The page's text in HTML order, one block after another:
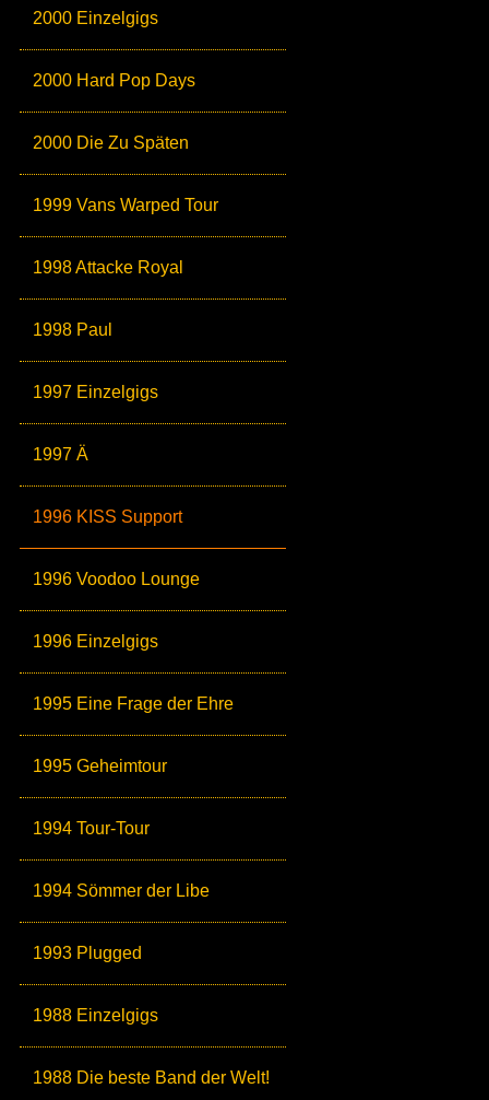
2000 Einzelgigs
2000 Hard Pop Days
2000 Die Zu Späten
1999 Vans Warped Tour
1998 Attacke Royal
1998 Paul
1997 Einzelgigs
1997 Ä
1996 KISS Support
1996 Voodoo Lounge
1996 Einzelgigs
1995 Eine Frage der Ehre
1995 Geheimtour
1994 Tour-Tour
1994 Sömmer der Libe
1993 Plugged
1988 Einzelgigs
1988 Die beste Band der Welt!